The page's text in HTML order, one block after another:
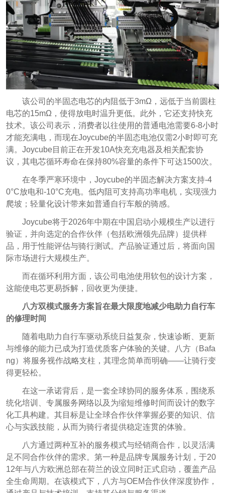
该公司的半固态电芯的内阻低于3mΩ，远低于当前圆柱
电芯的15mΩ，使得放电时温升更低。此外，它还支持快充
技术。该公司表示，消费者以往使用的普通电池需要6-8小时
才能充满电，而现在Joycube的半固态电池仅需2小时即可充
满。Joycube目前正在开发10A快充充电器及相关配套协
议，其电芯循环寿命在保持80%容量的条件下可达1500次。
在冬季严寒环境中，Joycube的半固态解决方案支持-4
0°C放电和-10°C充电。低内阻可支持高功率电机，实现强力
爬坡；轻量化设计带来如普通自行车般的骑感。
Joycube将于2026年中期在中国启动小规模生产以进行
验证，并向选定的合作伙伴（包括欧洲领先品牌）提供样
品，用于性能评估与骑行测试。产品验证通过后，将面向国
际市场进行大规模生产。
而在循环利用方面，该公司电池使用软包的设计方案，
这能使电芯更易拆解，回收更为便捷。
八方双模式服务方案旨在最大限度地减少电助力自行车
的修理时间
随着电助力自行车驱动系统日益复杂，快速诊断、更新
与维修的能力已成为打造优质客户体验的关键。八方（Bafa
ng）将服务视作战略支柱，其理念简单而明确——让骑行变
得更轻松。
在这一承诺背后，是一套全球协同的服务体系，围绕系
统化培训、专属服务网络以及为缩短维修时间而设计的数字
化工具构建。其目标是让全球合作伙伴掌握必要的知识、信
心与实践技能，从而为骑行者提供稳定连贯的体验。
八方通过两种互补的服务模式与经销商合作，以灵活满
足不同合作伙伴的需求。第一种是品牌专属服务计划，于20
12年与八方欧洲总部在荷兰的设立同时正式启动，覆盖产品
全生命周期。在该模式下，八方与OEM合作伙伴深度协作，